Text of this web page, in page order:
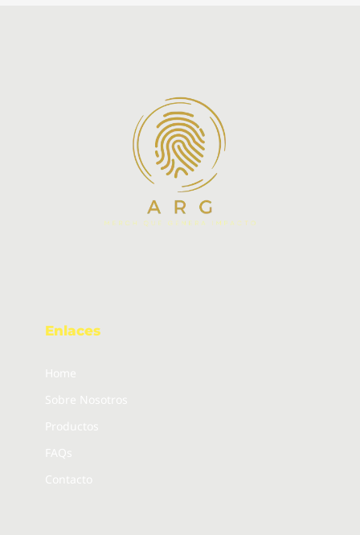
Enlaces
Home
Sobre Nosotros
Productos
FAQs
Contacto